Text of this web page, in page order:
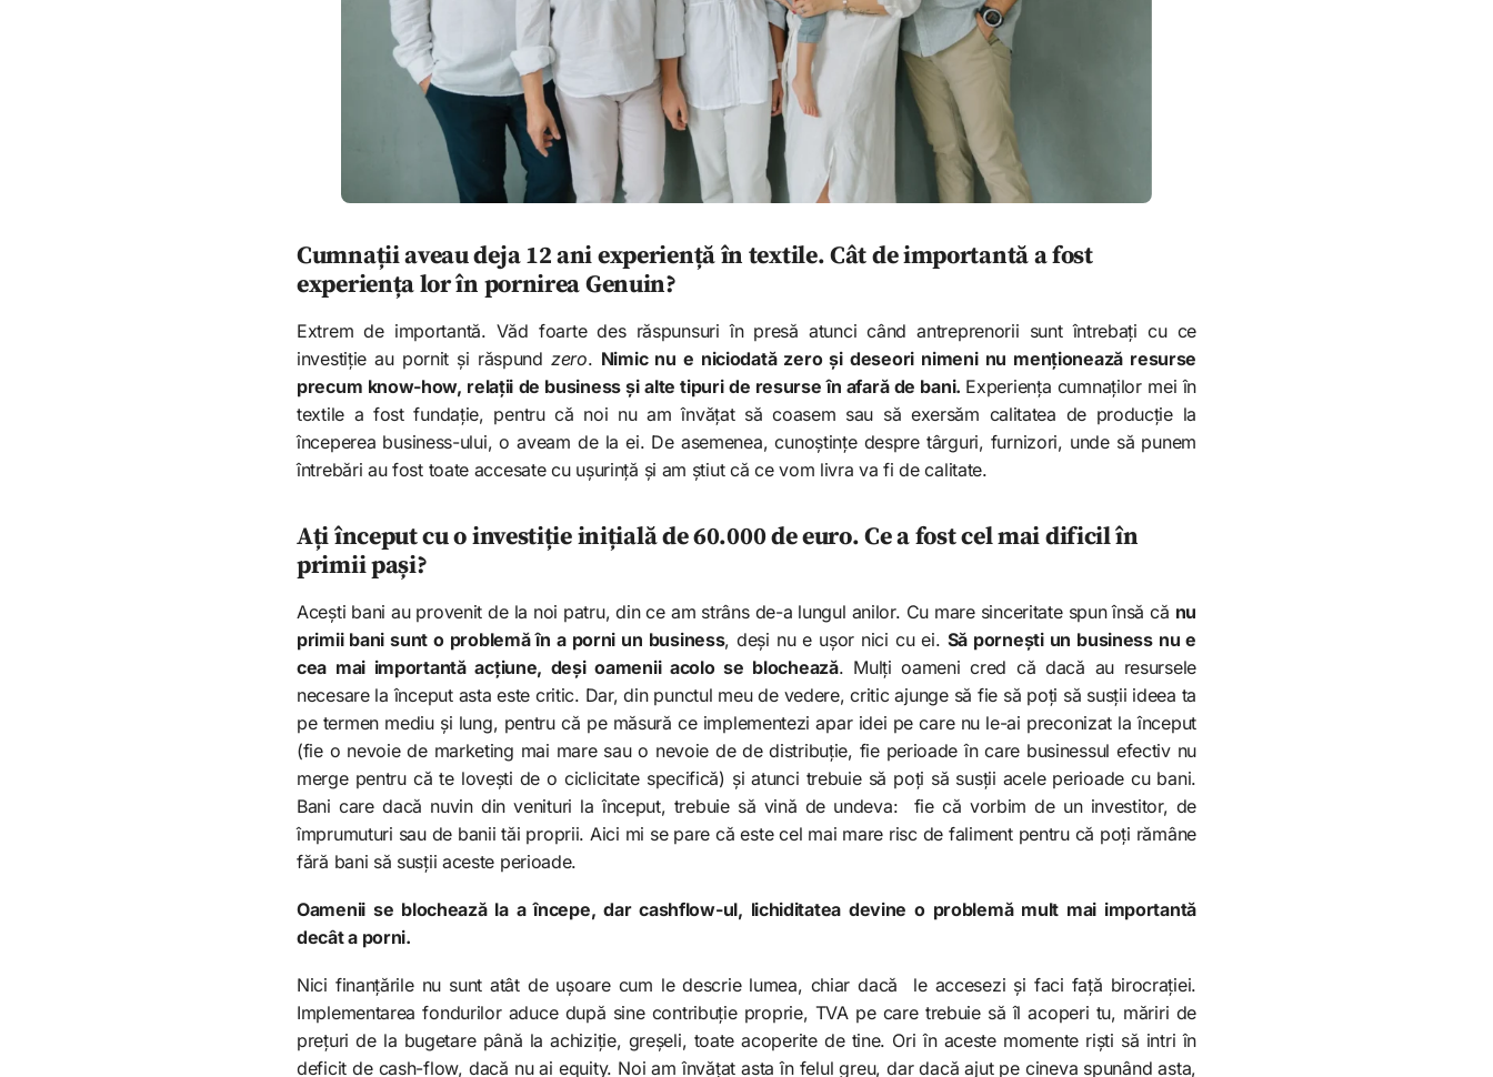
Cumnații aveau deja 12 ani experiență în textile. Cât de importantă a fost
experiența lor în pornirea Genuin?
Extrem de importantă. Văd foarte des răspunsuri în presă atunci când antreprenorii sunt întrebați cu ce
investiție au pornit și răspund zero. Nimic nu e niciodată zero și deseori nimeni nu menționează resurse
precum know-how, relații de business și alte tipuri de resurse în afară de bani. Experiența cumnaților mei în
textile a fost fundație, pentru că noi nu am învățat să coasem sau să exersăm calitatea de producție la
începerea business-ului, o aveam de la ei. De asemenea, cunoștințe despre târguri, furnizori, unde să punem
întrebări au fost toate accesate cu ușurință și am știut că ce vom livra va fi de calitate.
Ați început cu o investiție inițială de 60.000 de euro. Ce a fost cel mai dificil în
primii pași?
Acești bani au provenit de la noi patru, din ce am strâns de-a lungul anilor. Cu mare sinceritate spun însă că nu
primii bani sunt o problemă în a porni un business, deși nu e ușor nici cu ei. Să pornești un business nu e
cea mai importantă acțiune, deși oamenii acolo se blochează. Mulți oameni cred că dacă au resursele
necesare la început asta este critic. Dar, din punctul meu de vedere, critic ajunge să fie să poți să susții ideea ta
pe termen mediu și lung, pentru că pe măsură ce implementezi apar idei pe care nu le-ai preconizat la început
(fie o nevoie de marketing mai mare sau o nevoie de de distribuție, fie perioade în care businessul efectiv nu
merge pentru că te lovești de o ciclicitate specifică) și atunci trebuie să poți să susții acele perioade cu bani.
Bani care dacă nuvin din venituri la început, trebuie să vină de undeva: fie că vorbim de un investitor, de
împrumuturi sau de banii tăi proprii. Aici mi se pare că este cel mai mare risc de faliment pentru că poți rămâne
fără bani să susții aceste perioade.
Oamenii se blochează la a începe, dar cashflow-ul, lichiditatea devine o problemă mult mai importantă
decât a porni.
Nici finanțările nu sunt atât de ușoare cum le descrie lumea, chiar dacă le accesezi și faci față birocrației.
Implementarea fondurilor aduce după sine contribuție proprie, TVA pe care trebuie să îl acoperi tu, măriri de
prețuri de la bugetare până la achiziție, greșeli, toate acoperite de tine. Ori în aceste momente riști să intri în
deficit de cash-flow, dacă nu ai equity. Noi am învățat asta în felul greu, dar dacă ajut pe cineva spunând asta,